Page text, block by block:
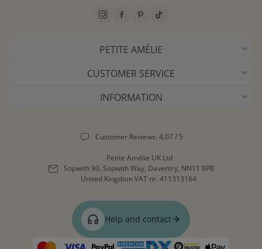
PETITE AMÉLIE
CUSTOMER SERVICE
INFORMATION
Customer Reviews: 4,07 / 5
Petite Amélie UK Ltd
Sopwith 90, Sopwith Way, Daventry, NN11 8PB
United Kingdom VAT nr. 411313164
Help and contact